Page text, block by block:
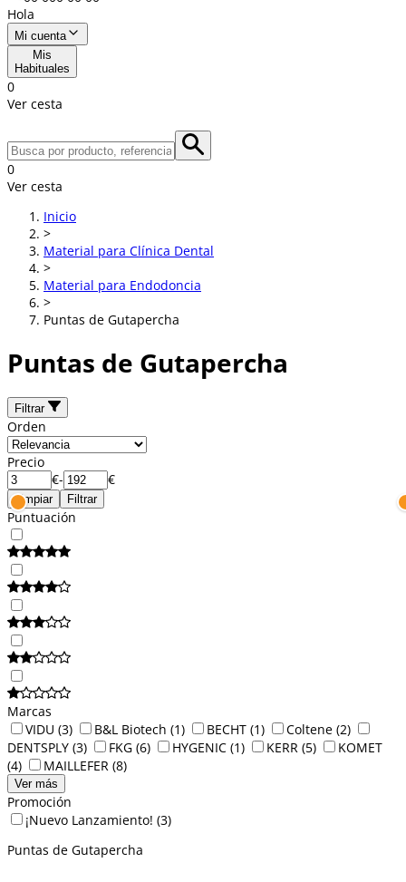
Hola
Mi cuenta
Mis
Habituales
0
Ver cesta
0
Ver cesta
Inicio
>
Material para Clínica Dental
>
Material para Endodoncia
>
Puntas de Gutapercha
Puntas de Gutapercha
Filtrar
Orden
Precio
€- €
Limpiar Filtrar
Puntuación
Marcas
VIDU (3) B&L Biotech (1) BECHT (1) Coltene (2)
DENTSPLY (3) FKG (6) HYGENIC (1) KERR (5)
KOMET
(4)
MAILLEFER (8)
Ver más
Promoción
¡Nuevo Lanzamiento! (3)
Puntas de Gutapercha